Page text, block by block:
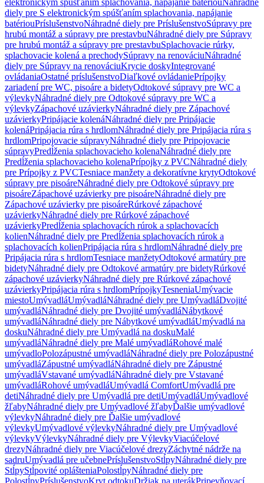
elektronickým spúšťaním splachovania, napájanie batériouNáhradné
diely pre S elektronickým spúšťaním splachovania, napájanie
batériouPríslušenstvoNáhradné diely pre PríslušenstvoSúpravy pre
hrubú montáž a súpravy pre prestavbuNáhradné diely pre Súpravy
pre hrubú montáž a súpravy pre prestavbuSplachovacie rúrky,
splachovacie kolená a prechodySúpravy na renováciuNáhradné
diely pre Súpravy na renováciuKrycie doskyIntegrované
ovládaniaOstatné príslušenstvoDiaľkové ovládaniePrípojky
zariadení pre WC, pisoáre a bidetyOdtokové súpravy pre WC a
výlevkyNáhradné diely pre Odtokové súpravy pre WC a
výlevkyZápachové uzávierkyNáhradné diely pre Zápachové
uzávierkyPripájacie kolenáNáhradné diely pre Pripájacie
kolenáPripájacia rúra s hrdlomNáhradné diely pre Pripájacia rúra s
hrdlomPripojovacie súpravyNáhradné diely pre Pripojovacie
súpravyPredĺženia splachovacieho kolenaNáhradné diely pre
Predĺženia splachovacieho kolenaPrípojky z PVCNáhradné diely
pre Prípojky z PVCTesniace manžety a dekoratívne krytyOdtokové
súpravy pre pisoáreNáhradné diely pre Odtokové súpravy pre
pisoáreZápachové uzávierky pre pisoáreNáhradné diely pre
Zápachové uzávierky pre pisoáreRúrkové zápachové
uzávierkyNáhradné diely pre Rúrkové zápachové
uzávierkyPredĺženia splachovacích rúrok a splachovacích
kolienNáhradné diely pre Predĺženia splachovacích rúrok a
splachovacích kolienPripájacia rúra s hrdlomNáhradné diely pre
Pripájacia rúra s hrdlomTesniace manžetyOdtokové armatúry pre
bidetyNáhradné diely pre Odtokové armatúry pre bidetyRúrkové
zápachové uzávierkyNáhradné diely pre Rúrkové zápachové
uzávierkyPripájacia rúra s hrdlomPrípojkyTesneniaUmývacie
miestoUmývadláUmývadláNáhradné diely pre UmývadláDvojité
umývadláNáhradné diely pre Dvojité umývadláNábytkové
umývadláNáhradné diely pre Nábytkové umývadláUmývadlá na
doskuNáhradné diely pre Umývadlá na doskuMalé
umývadláNáhradné diely pre Malé umývadláRohové malé
umývadloPolozápustné umývadláNáhradné diely pre Polozápustné
umývadláZápustné umývadláNáhradné diely pre Zápustné
umývadláVstavané umývadláNáhradné diely pre Vstavané
umývadláRohové umývadláUmývadlá ComfortUmývadlá pre
detiNáhradné diely pre Umývadlá pre detiUmývadláUmývadlové
žľabyNáhradné diely pre Umývadlové žľabyĎalšie umývadlové
výlevkyNáhradné diely pre Ďalšie umývadlové
výlevkyUmývadlové výlevkyNáhradné diely pre Umývadlové
výlevkyVýlevkyNáhradné diely pre VýlevkyViacúčelové
drezyNáhradné diely pre Viacúčelové drezyZáchytné nádrže na
sadruUmývadlá pre učebnePríslušenstvoStĺpyNáhradné diely pre
StĺpyStĺpovité oplášteniaPolostĺpyNáhradné diely pre
PolostĺpyPríslušenstvoKryt odtokuDržiak na uterákPripevňovací